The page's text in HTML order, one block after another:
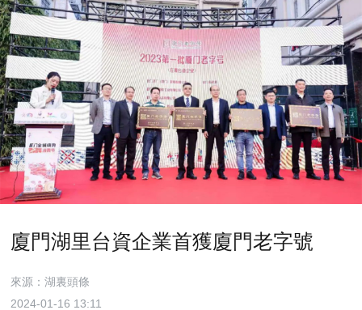
廈門湖里台資企業首獲廈門老字號
來源：湖裏頭條
2024-01-16 13:11